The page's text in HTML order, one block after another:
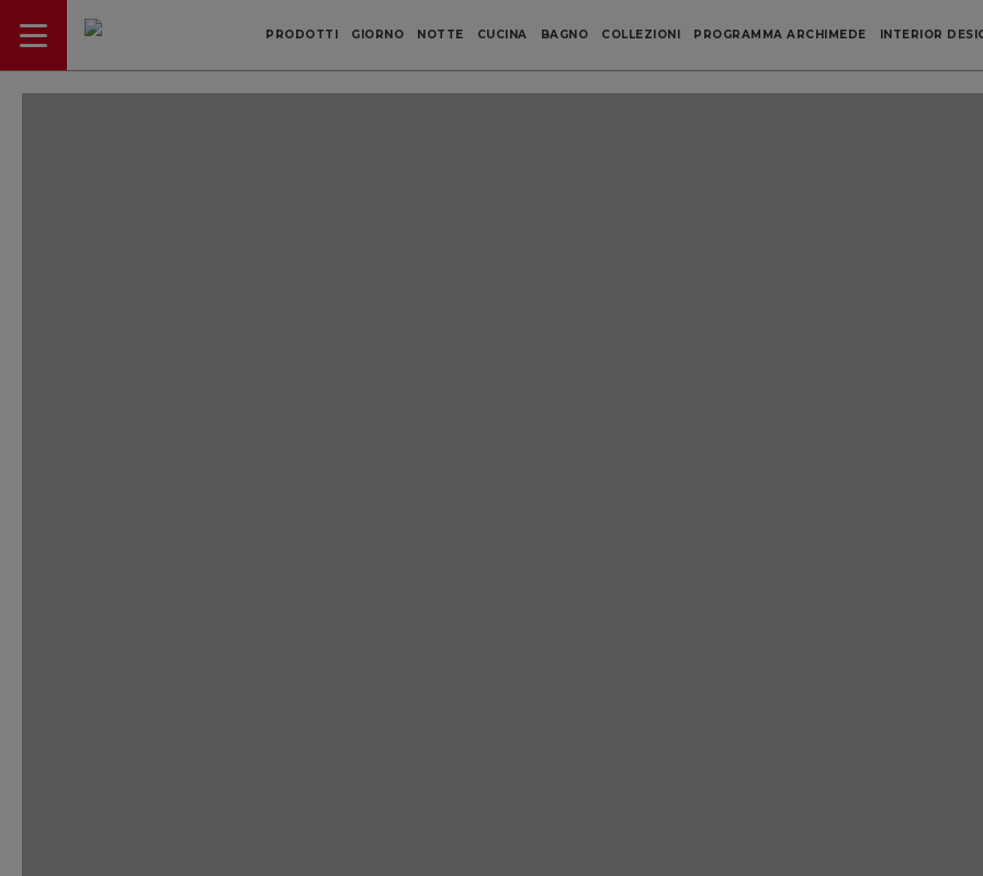
PRODOTTI GIORNO NOTTE CUCINA BAGNO COLLEZIONI PROGRAMMA ARCHIMEDE INTERIOR